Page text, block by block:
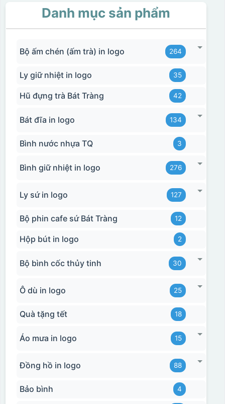
Danh mục sản phẩm
Bộ ấm chén (ấm trà) in logo 264
Ly giữ nhiệt in logo 35
Hũ đựng trà Bát Tràng 42
Bát đĩa in logo 134
Bình nước nhựa TQ 3
Bình giữ nhiệt in logo 276
Ly sứ in logo 127
Bộ phin cafe sứ Bát Tràng 12
Hộp bút in logo 2
Bộ bình cốc thủy tinh 30
Ô dù in logo 25
Quà tặng tết 18
Áo mưa in logo 15
Đồng hồ in logo 88
Bảo bình 4